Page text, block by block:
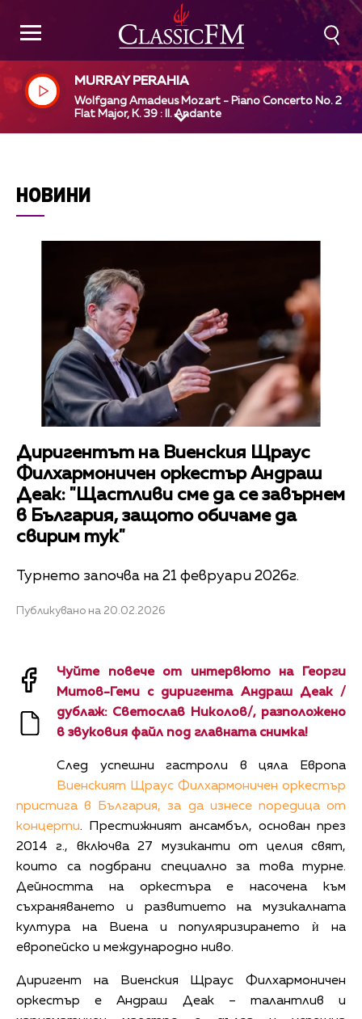
MURRAY PERAHIA
Wolfgang Amadeus Mozart - Piano Concerto No. 2 in
Flat Major, K. 39 : II. Andante
НОВИНИ
Диригентът на Виенския Щраус
Филхармоничен оркестър Андраш
Деак: "Щастливи сме да се завърнем
в България, защото обичаме да
свирим тук"
Турнето започва на 21 февруари 2026г.
Публикувано на 20.02.2026
Чуйте повече от интервюто на Георги
Митов-Геми с диригента Андраш Деак /
дублаж: Светослав Николов/, разположено
в звуковия файл под главната снимка!
След успешни гастроли в цяла Европа
Виенският Щраус Филхармоничен оркестър
пристига в България, за да изнесе поредица от
концерти. Престижният ансамбъл, основан през
2014 г., включва 27 музиканти от целия свят,
които са подбрани специално за това турне.
Дейността на оркестъра е насочена към
съхраняването и развитието на музикалната
култура на Виена и популяризирането ѝ на
европейско и международно ниво.
Диригент на Виенския Щраус Филхармоничен
оркестър е Андраш Деак – талантлив и